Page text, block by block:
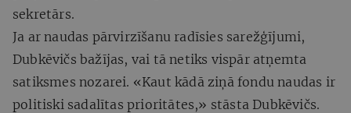
sekretārs.
Ja ar naudas pārvirzīšanu radīsies sarežģījumi,
Dubkēvičs bažījas, vai tā netiks vispār atņemta
satiksmes nozarei. «Kaut kādā ziņā fondu naudas ir
politiski sadalītas prioritātes,» stāsta Dubkēvičs.